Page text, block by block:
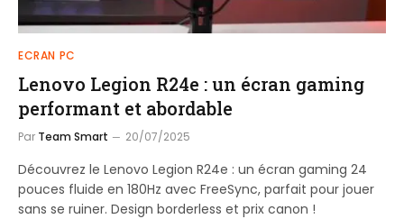
ECRAN PC
Lenovo Legion R24e : un écran gaming
performant et abordable
Par Team Smart 20/07/2025
Découvrez le Lenovo Legion R24e : un écran gaming 24
pouces fluide en 180Hz avec FreeSync, parfait pour jouer
sans se ruiner. Design borderless et prix canon !